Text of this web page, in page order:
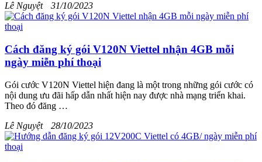
Lê Nguyệt
31/10/2023
Cách đăng ký gói V120N Viettel nhận 4GB mỗi
ngày miễn phí thoại
Gói cước V120N Viettel hiện đang là một trong những gói cước có
nội dung ưu đãi hấp dẫn nhất hiện nay được nhà mạng triển khai.
Theo đó đăng …
Lê Nguyệt
28/10/2023